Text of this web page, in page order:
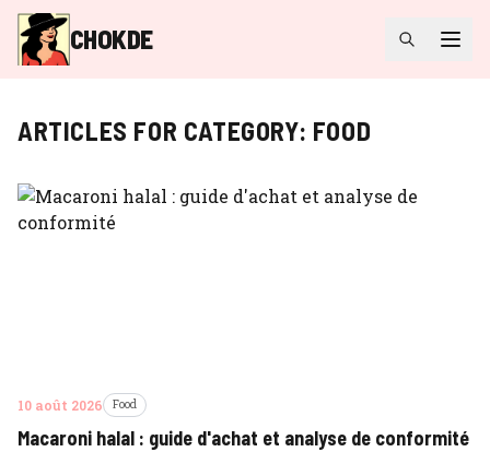
CHOKDE
ARTICLES FOR CATEGORY: FOOD
10 août 2026 Food
Macaroni halal : guide d'achat et analyse de conformité